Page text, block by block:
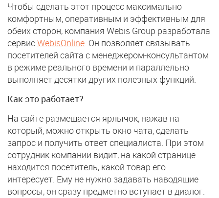
Чтобы сделать этот процесс максимально
комфортным, оперативным и эффективным для
обеих сторон, компания Webis Group разработала
сервисWebisOnline. Он позволяет связывать
посетителей сайта с менеджером-консультантом
в режиме реального времени и параллельно
выполняет десятки других полезных функций.
Как это работает?
На сайте размещается ярлычок, нажав на
который, можно открыть окно чата, сделать
запрос и получить ответ специалиста. При этом
сотрудник компании видит, на какой странице
находится посетитель, какой товар его
интересует. Ему не нужно задавать наводящие
вопросы, он сразу предметно вступает в диалог.